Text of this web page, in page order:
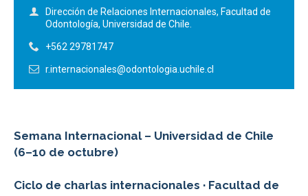
Dirección de Relaciones Internacionales, Facultad de
Odontología, Universidad de Chile.
+562 29781747
r.internacionales@odontologia.uchile.cl
Semana Internacional – Universidad de Chile
(6–10 de octubre)
Ciclo de charlas internacionales · Facultad de